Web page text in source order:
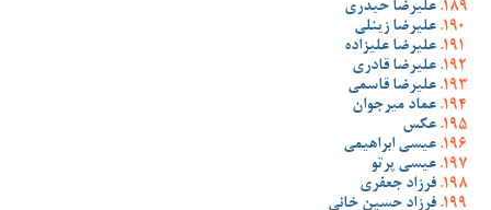
علیرضا حیدری
علیرضا زینلی
علیرضا علیزاده
علیرضا قادری
علیرضا قاسمی
عماد میرجوان
عکس
عیسی ابراهیمی
عیسی پرتو
فرزاد جعفری
فرزاد حسین خانی